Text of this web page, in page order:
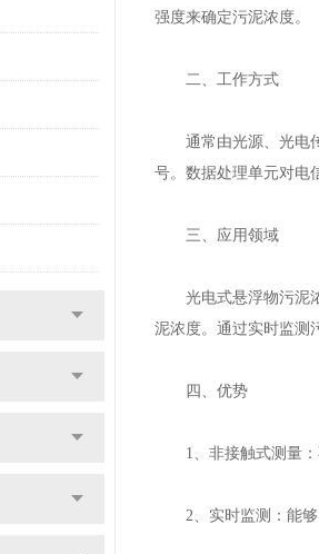
强度来确定污泥浓度。
二、工作方式
通常由光源、光电传
号。数据处理单元对电
三、应用领域
光电式悬浮物污泥浓
泥浓度。通过实时监测
四、优势
1、非接触式测量：
2、实时监测：能够